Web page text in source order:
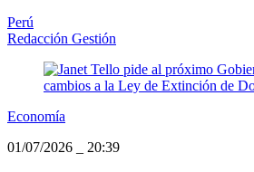
Perú
Redacción Gestión
Economía
01/07/2026
20:39